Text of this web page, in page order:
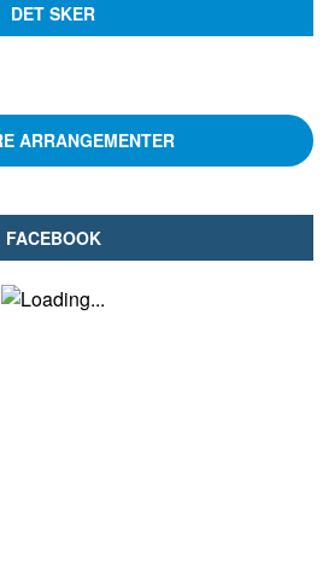
DET SKER
ARRANGEMENTER
FACEBOOK